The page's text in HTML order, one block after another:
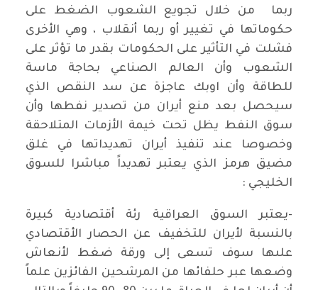
ربما من خلال تجويع الشعوب الضغط على
حكوماتها في تغيير أو ربما أنقلاب ، وهي الأخرى
فشلت في التأثير على الحكومات بقدر ما تؤثر على
الشعوب وأن العالم الصناعي بحاجة ماسة
للطاقة وأن اوبك عاجزة عن سد النقص الذي
سيحصل بعد منع أيران من تصدير نفطها وأن
سوق النفط يظل تحت خيمة الأزمات المتلاحقة
وخصوصا عند تنفيذ أيران تهديداتها في غلق
مضيق هرمز الذي يعتبر تهديداً مباشرا للسوق
الخليجي :
-يعتبر السوق العراقية رئة أقتصادية كبيرة
بالنسبة لأيران للتخفيف عن الحصار الأقتصادي
علىها سوف تسعى إلى ورقة ضغط لأنعاش
وضعها عبر حلفائها من المرشحين الفائزين علماً